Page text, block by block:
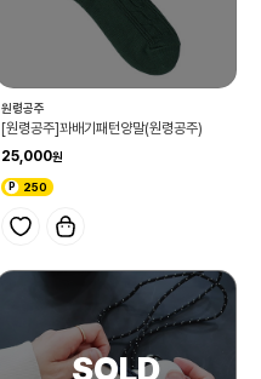
원령공주
[원령공주]꽈배기패턴양말(원령공주)
25,000
250